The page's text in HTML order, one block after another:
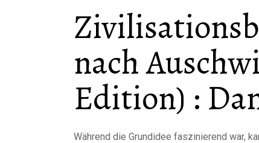
nach
Edition) :
Während die Grundidee faszinierend war,